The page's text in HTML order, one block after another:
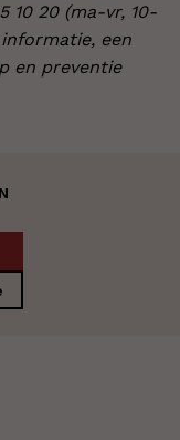
10 20 (ma-vr, 10-
een
en preventie